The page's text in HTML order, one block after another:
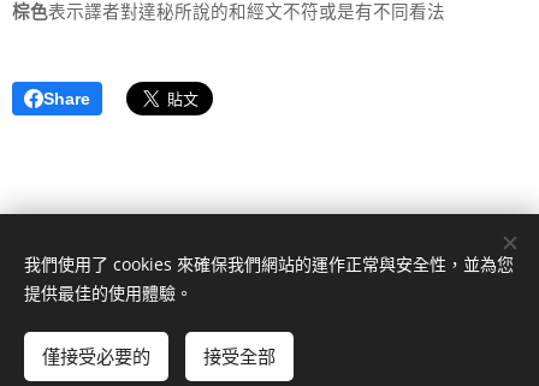
棕色表示譯者對達秘所說的和經文不符或是有不同看法
Share
huoli2012@gmail.com
Webnode 提供技術支援
免費建立您的網站！
我們使用了 cookies 來確保我們網站的運作正常與安全性，並為您
提供最佳的使用體驗。
僅接受必要的 接受全部